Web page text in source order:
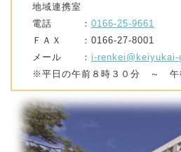
地域連携室
電話 ： 0166-25-9661
ＦＡＸ ：0166-27-8001
メール ： i-renkei@keiyukai-
※平日の午前８時３０分 ～ 午